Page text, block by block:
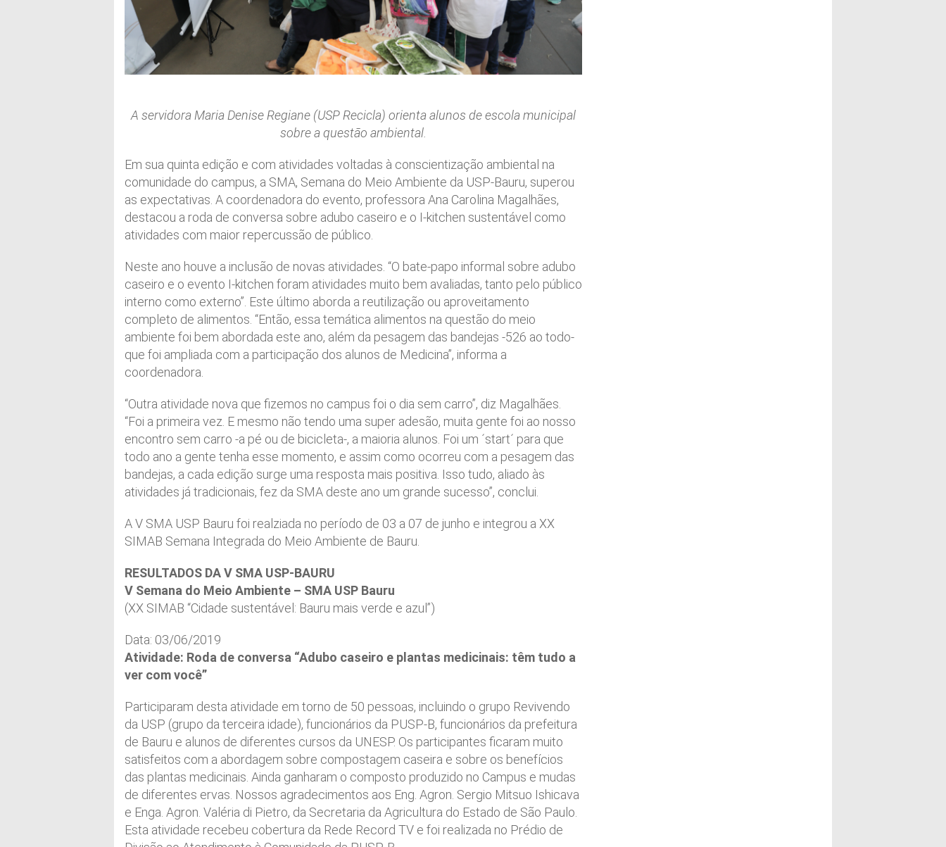
A servidora Maria Denise Regiane (USP Recicla) orienta alunos de escola municipal
sobre a questão ambiental.
Em sua quinta edição e com atividades voltadas à conscientização ambiental na
comunidade do campus, a SMA, Semana do Meio Ambiente da USP-Bauru, superou
as expectativas. A coordenadora do evento, professora Ana Carolina Magalhães,
destacou a roda de conversa sobre adubo caseiro e o I-kitchen sustentável como
atividades com maior repercussão de público.
Neste ano houve a inclusão de novas atividades. “O bate-papo informal sobre adubo
caseiro e o evento I-kitchen foram atividades muito bem avaliadas, tanto pelo público
interno como externo”. Este último aborda a reutilização ou aproveitamento
completo de alimentos. “Então, essa temática alimentos na questão do meio
ambiente foi bem abordada este ano, além da pesagem das bandejas -526 ao todo-
que foi ampliada com a participação dos alunos de Medicina”, informa a
coordenadora.
“Outra atividade nova que fizemos no campus foi o dia sem carro”, diz Magalhães.
“Foi a primeira vez. E mesmo não tendo uma super adesão, muita gente foi ao nosso
encontro sem carro -a pé ou de bicicleta-, a maioria alunos. Foi um ´start´ para que
todo ano a gente tenha esse momento, e assim como ocorreu com a pesagem das
bandejas, a cada edição surge uma resposta mais positiva. Isso tudo, aliado às
atividades já tradicionais, fez da SMA deste ano um grande sucesso”, conclui.
A V SMA USP Bauru foi realziada no período de 03 a 07 de junho e integrou a XX
SIMAB Semana Integrada do Meio Ambiente de Bauru.
RESULTADOS DA V SMA USP-BAURU
V Semana do Meio Ambiente – SMA USP Bauru
(XX SIMAB “Cidade sustentável: Bauru mais verde e azul”)
Data: 03/06/2019
Atividade: Roda de conversa “Adubo caseiro e plantas medicinais: têm tudo a
ver com você”
Participaram desta atividade em torno de 50 pessoas, incluindo o grupo Revivendo
da USP (grupo da terceira idade), funcionários da PUSP-B, funcionários da prefeitura
de Bauru e alunos de diferentes cursos da UNESP. Os participantes ficaram muito
satisfeitos com a abordagem sobre compostagem caseira e sobre os benefícios
das plantas medicinais. Ainda ganharam o composto produzido no Campus e mudas
de diferentes ervas. Nossos agradecimentos aos Eng. Agron. Sergio Mitsuo Ishicava
e Enga. Agron. Valéria di Pietro, da Secretaria da Agricultura do Estado de São Paulo.
Esta atividade recebeu cobertura da Rede Record TV e foi realizada no Prédio de